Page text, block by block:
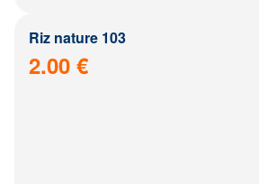
Riz nature 103
2.00 €